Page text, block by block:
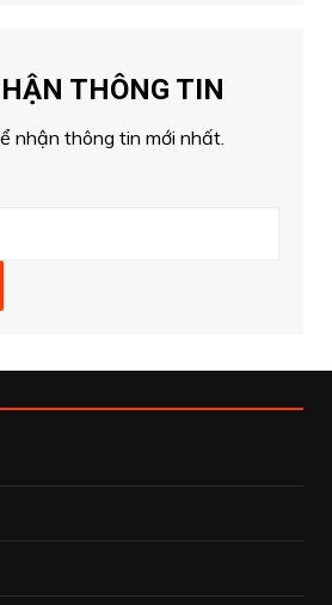
THÔNG TIN
nhận thông tin mới nhất.